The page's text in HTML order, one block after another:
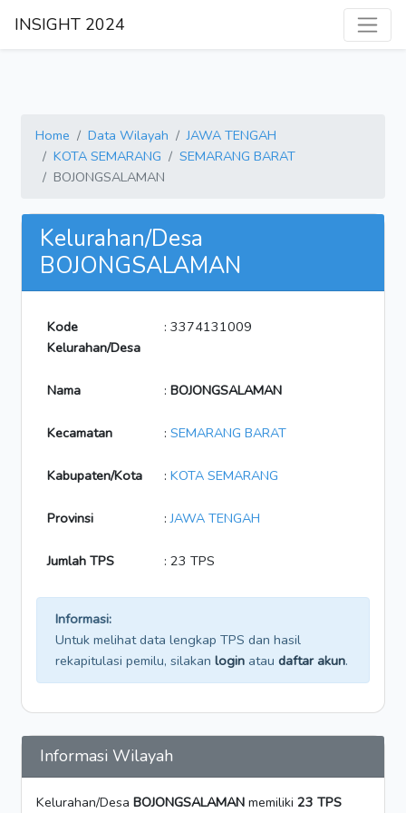
INSIGHT 2024
Home Data Wilayah
JAWA TENGAH
KOTA SEMARANG
SEMARANG BARAT
BOJONGSALAMAN
Kelurahan/Desa
BOJONGSALAMAN
Kode
Kelurahan/Desa
: 3374131009
Nama : BOJONGSALAMAN
Kecamatan : SEMARANG BARAT
Kabupaten/Kota : KOTA SEMARANG
Provinsi :JAWA TENGAH
Jumlah TPS : 23 TPS
Informasi:
Untuk melihat data lengkap TPS dan hasil
rekapitulasi pemilu, silakan login atau daftar akun.
Informasi Wilayah
Kelurahan/Desa BOJONGSALAMAN memiliki 23 TPS